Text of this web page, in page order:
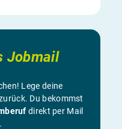
Jobmail
Lege deine
Du bekommst
direkt per Mail